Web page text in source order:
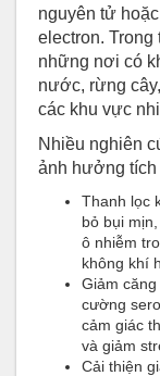
nguyên tử
electron.
những nơi có
nước, rừng
các khu vực
Nhiều nghiên
ảnh hưởng
Thanh lọc
bỏ bụi
ô nhiễm
không khí
Giảm
cường
cảm giác
và giảm
Cải thiện